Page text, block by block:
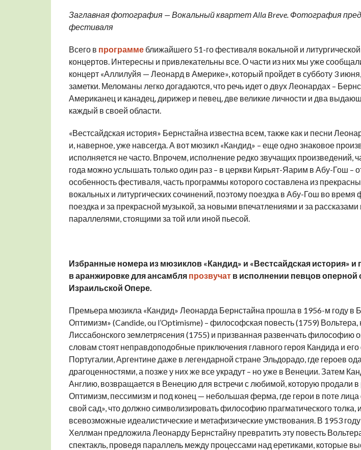
Заглавная фотография — Вокальный квартет Alla Breve. Фотография
фестиваля
Всего в программеближайшего 51-го фестиваля вокальной и
концертов. Интересны и привлекательны все. О части из них мы уже
концерт «Аллилуйя — Леонард в Америке», который пройдет в субботу 3
заметки. Меломаны легко догадаются, что речь идет о двух Леонардах –
Американец и канадец, дирижер и певец, две великие личности и два
каждый в своей области.
«Вестсайдская история» Бернстайна известна всем, также как и песни
и, наверное, уже навсегда. А вот мюзикл «Кандид» – еще одно знаковое
исполняется не часто. Впрочем, исполнение редко звучащих произведений,
года можно услышать только один раз – в церкви Кирьят-Яарим в Абу-Гош –
особенность фестиваля, часть программы которого составлена из
вокальных и литургических сочинений, поэтому поездка в Абу-Гош во время
поездка и за прекрасной музыкой, за новыми впечатлениями и за рассказами
параллелями, стоящими за той или иной пьесой.
Избранные номера из мюзиклов «Кандид» и «Вестсайдская история» и
в аранжировке для ансамбля прозвучатв исполнении певцов оперной
Израильской Опере.
Премьера мюзикла «Кандид» Леонарда Бернстайна прошла в 1956-м году в
Оптимизм» (Candide, ou l’Optimisme) – философская повесть (1759)
Лиссабонского землетрясения (1755) и призванная развенчать философию
словам стоят неправдоподобные приключения главного героя Кандида и его
Португалии, Аргентине даже в легендарной стране Эльдорадо, где героев
драгоценностями, а позже у них же все украдут – но уже в Венеции. Затем
Англию, возвращается в Венецию для встречи с любимой, которую продали в
Оптимизм, пессимизм и под конец — небольшая ферма, где герои в поте
свой сад», что должно символизировать философию прагматического
всевозможные идеалистические и метафизические умствования. В 1953
Хеллман предложила Леонарду Бернстайну превратить эту повесть
спектакль, проведя параллель между процессами над еретиками, которые